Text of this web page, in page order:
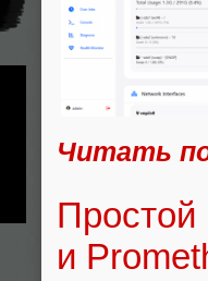
Читать
Простой
и